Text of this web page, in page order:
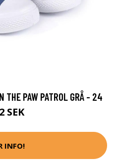
THE PAW PATROL GRÅ - 24
SEK
INFO!